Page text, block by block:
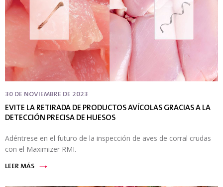
30 DE NOVIEMBRE DE 2023
EVITE LA RETIRADA DE PRODUCTOS AVÍCOLAS GRACIAS A LA
DETECCIÓN PRECISA DE HUESOS
Adéntrese en el futuro de la inspección de aves de corral crudas
con el Maximizer RMI.
LEER MÁS